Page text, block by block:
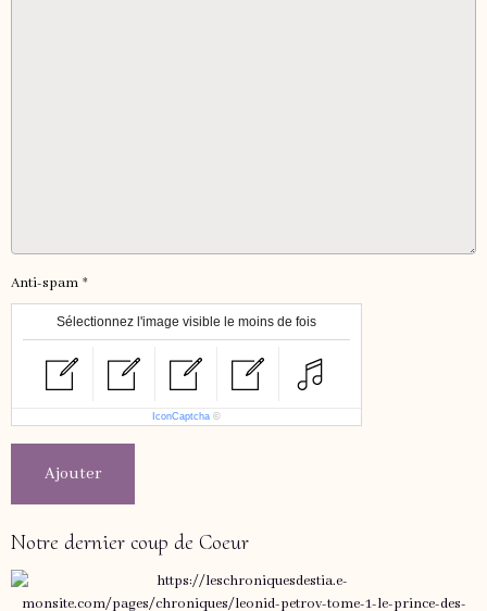
Anti-spam
Sélectionnez l'image visible le moins de fois
IconCaptcha ©
Ajouter
Notre dernier coup de Coeur